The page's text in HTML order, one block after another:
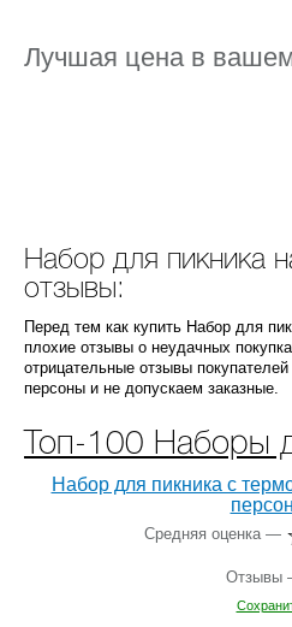
Лучшая цена в
Набор для пикника
отзывы:
Перед тем как купить Набор для
плохие отзывы о неудачных
отрицательные отзывы
персоны и не допускаем заказные.
Топ-100 Наборы
Набор для пикника с
Средняя оценка —
Отзывы